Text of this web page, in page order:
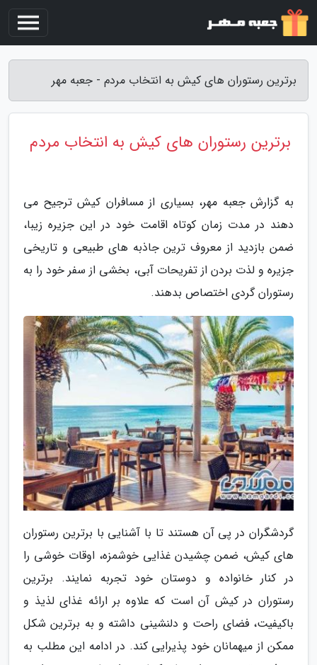
برترین رستوران های کیش به انتخاب مردم - جعبه مهر
برترین رستوران های کیش به انتخاب مردم
به گزارش جعبه مهر، بسیاری از مسافران کیش ترجیح می
دهند در مدت زمان کوتاه اقامت خود در این جزیره زیبا،
ضمن بازدید از معروف ترین جاذبه های طبیعی و تاریخی
جزیره و لذت بردن از تفریحات آبی، بخشی از سفر خود را به
رستوران گردی اختصاص بدهند.
گردشگران در پی آن هستند تا با آشنایی با برترین رستوران
های کیش، ضمن چشیدن غذایی خوشمزه، اوقات خوشی را
در کنار خانواده و دوستان خود تجربه نمایند. برترین
رستوران در کیش آن است که علاوه بر ارائه غذای لذیذ و
باکیفیت، فضای راحت و دلنشینی داشته و به برترین شکل
ممکن از میهمانان خود پذیرایی کند. در ادامه این مطلب به